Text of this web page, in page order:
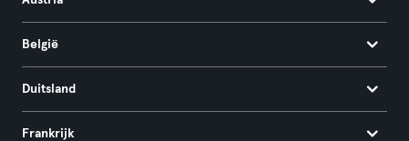
België
Duitsland
Frankrijk